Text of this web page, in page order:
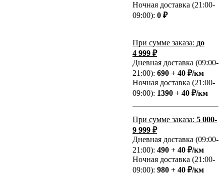
Ночная доставка (21:00-
09:00): 0 ₽
При сумме заказа: до
4 999 ₽
Дневная доставка (09:00-
21:00): 690 + 40 ₽/км
Ночная доставка (21:00-
09:00): 1390 + 40 ₽/км
При сумме заказа: 5 000-
9 999 ₽
Дневная доставка (09:00-
21:00): 490 + 40 ₽/км
Ночная доставка (21:00-
09:00): 980 + 40 ₽/км